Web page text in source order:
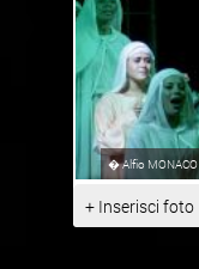
�Alfio MONACO
+ Inserisci foto